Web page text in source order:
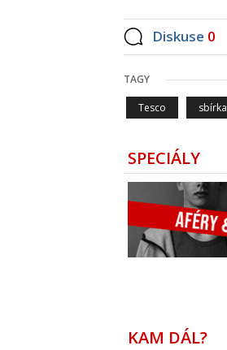
Diskuse 0
TAGY
Tesco sbírka
SPECIÁLY
KAM DÁL?